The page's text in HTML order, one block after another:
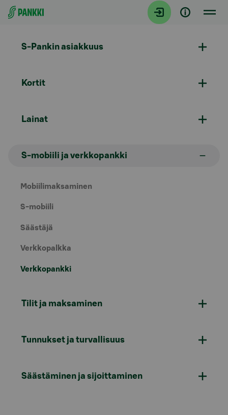
Siirry suoraan sisältöön
S-Pankin asiakkuus
Kortit
Lainat
S-mobiili ja verkkopankki
Mobiilimaksaminen
S-mobiili
Säästäjä
Verkkopalkka
Verkkopankki
Tilit ja maksaminen
Tunnukset ja turvallisuus
Säästäminen ja sijoittaminen